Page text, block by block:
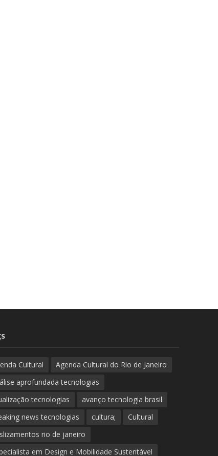
Cultural
Agenda Cultural do Rio de Janeiro
aprofundada tecnologias
tecnologias
avanço tecnologia brasil
news tecnologias
cultura;
Cultural
rio de janeiro
em Design e Mobilidade Sustentável